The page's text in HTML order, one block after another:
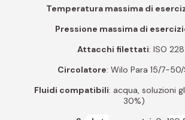
Temperatura massima di
Pressione massima di
Attacchi filettati: ISO
Circolatore: Wilo Para 15/7-50/
Fluidi compatibili: acqua, soluzioni
30%)